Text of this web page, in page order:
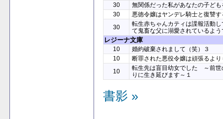
30
無関係だった私があなたの子ど
30
悪徳令嬢はヤンデレ騎士と復讐す
30
転生赤ちゃんカティは諜報活動
て鬼畜な父に溺愛されているよう
レジーナ文庫
10
婚約破棄されまして（笑）３
10
断罪された悪役令嬢は頑張るよ
10
転生先は盲目幼女でした ～前世
りに生き延びます～１
書影 »